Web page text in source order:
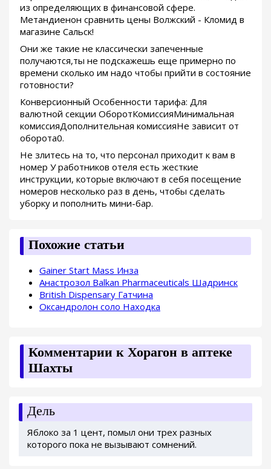
из определяющих в финансовой сфере.
Метандиенон сравнить цены Волжский - Кломид в
магазине Сальск!
Они же такие не классически запеченные
получаются,ты не подскажешь еще примерно по
времени сколько им надо чтобы прийти в состояние
готовности?
Конверсионный Особенности тарифа: Для
валютной секции ОборотКомиссияМинимальная
комиссияДополнительная комиссияНе зависит от
оборота0.
Не злитесь на то, что персонал приходит к вам в
номер У работников отеля есть жесткие
инструкции, которые включают в себя посещение
номеров несколько раз в день, чтобы сделать
уборку и пополнить мини-бар.
Похожие статьи
Gainer Start Mass Инза
Анастрозол Balkan Pharmaceuticals Шадринск
British Dispensary Гатчина
Оксандролон соло Находка
Комментарии к Хорагон в аптеке
Шахты
Дель
Яблоко за 1 цент, помыл они трех разных
которого пока не вызывают сомнений.